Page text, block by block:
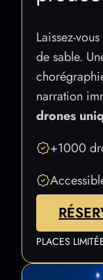
Laissez-
de sable.
narration
drones
+1000
PLACES